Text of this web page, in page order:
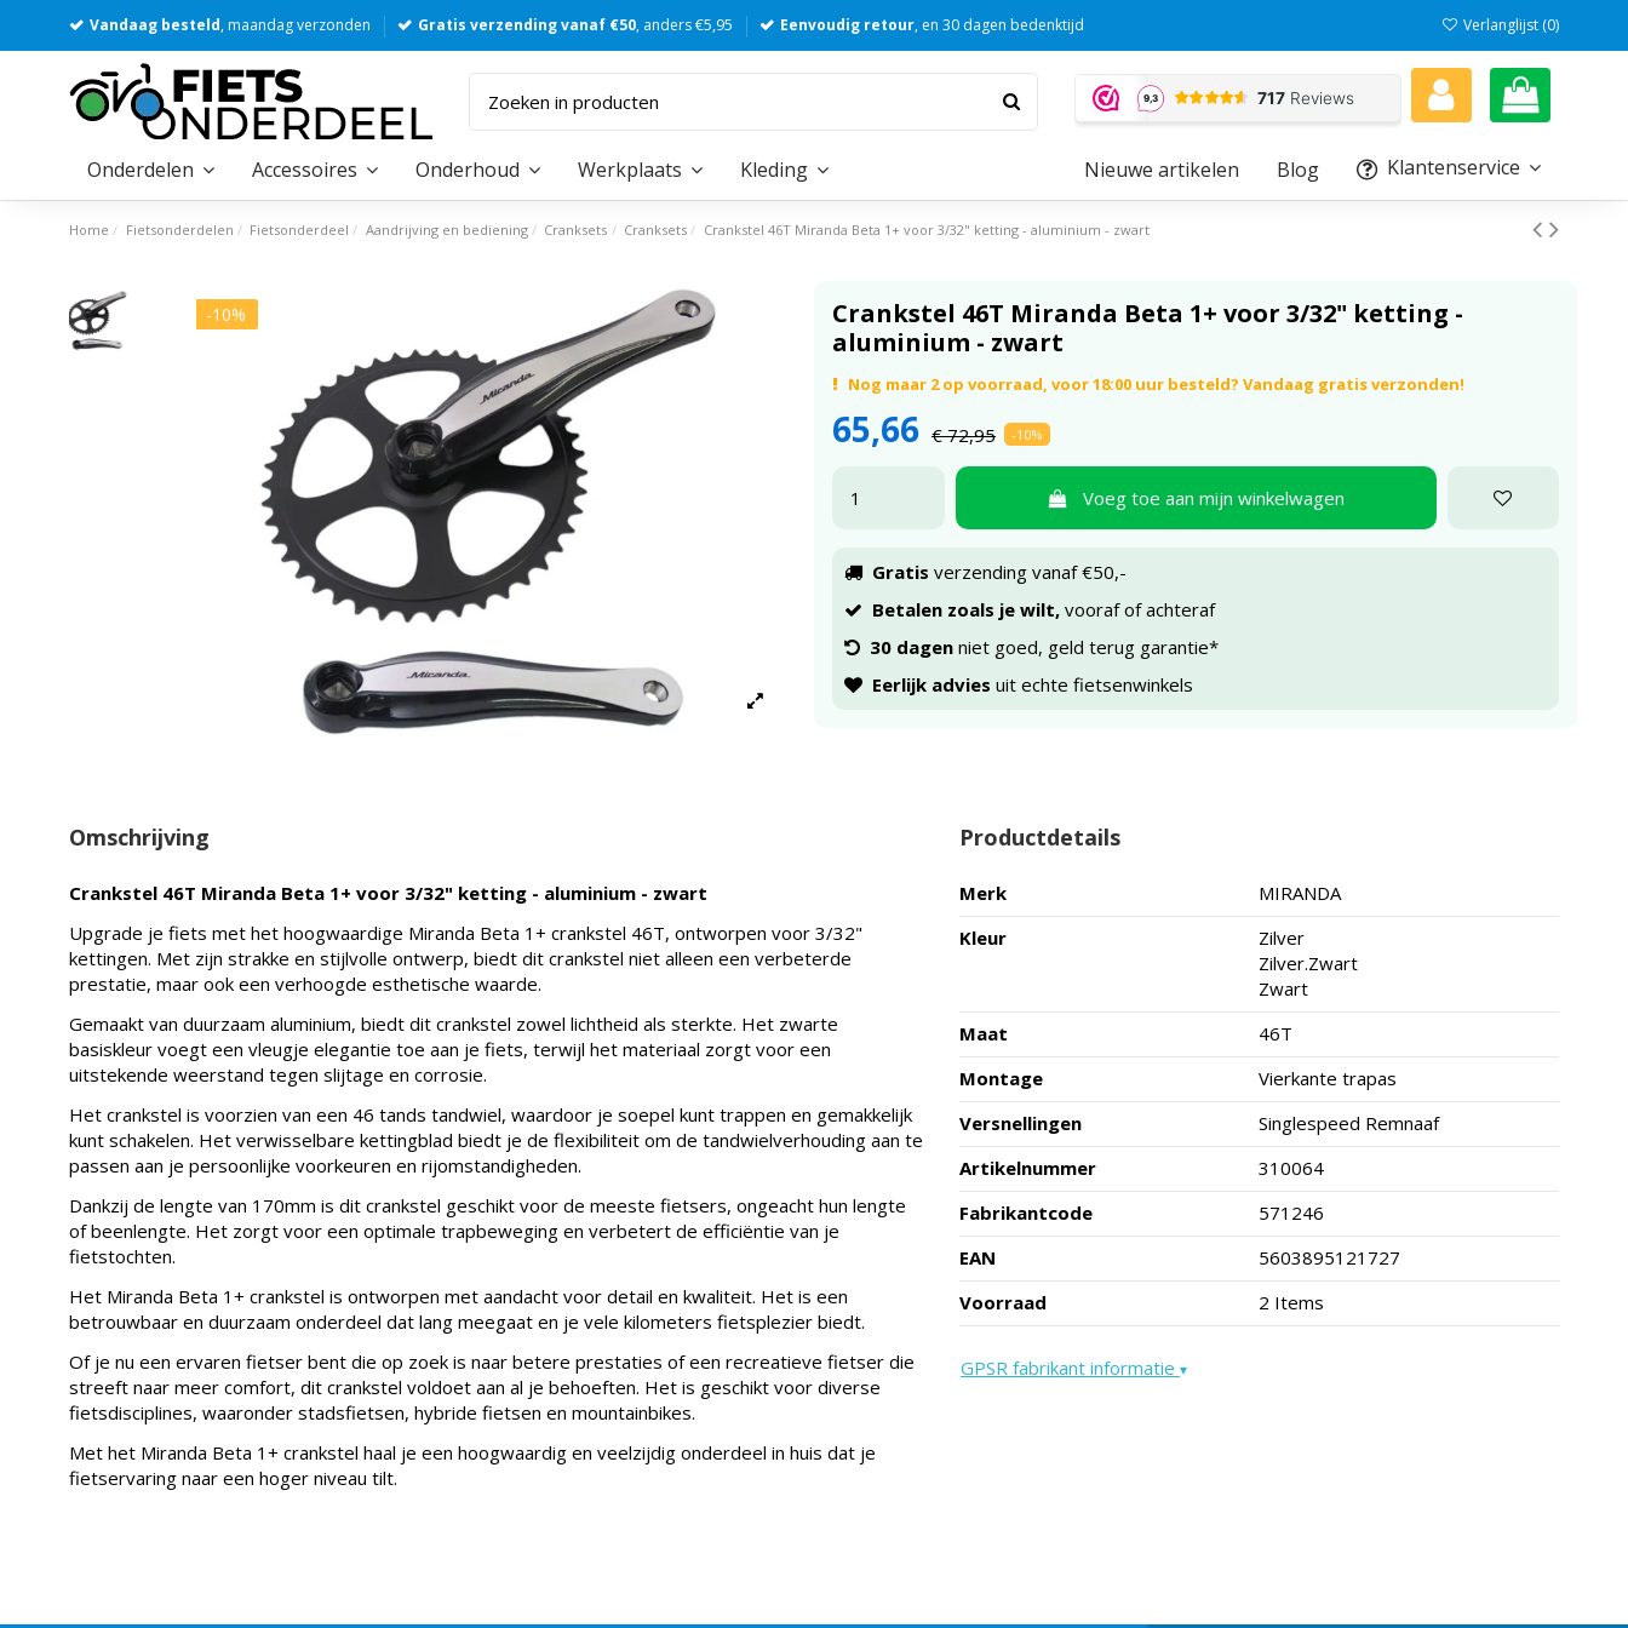
Vandaag besteld, maandag verzonden Gratis verzending vanaf €50, anders €5,95 Eenvoudig retour, en 30 dagen bedenktijd Verlanglijst (0)
Onderdelen Accessoires Onderhoud Werkplaats Kleding Klantenservice
Blog
Nieuwe artikelen
Home Fietsonderdelen Fietsonderdeel Aandrijving en bediening Cranksets Cranksets Crankstel 46T Miranda Beta 1+ voor 3/32" ketting - aluminium - zwart
-10%
Crankstel 46T Miranda Beta 1+ voor 3/32" ketting -
aluminium - zwart
Nog maar 2 op voorraad, voor 18:00 uur besteld? Vandaag gratis verzonden!
65,66 € 72,95 -10%
Voeg toe aan mijn winkelwagen
Gratis verzending vanaf €50,-
Betalen zoals je wilt,vooraf of achteraf
30 dagenniet goed, geld terug garantie*
Eerlijk advies uit echte fietsenwinkels
Omschrijving
Crankstel 46T Miranda Beta 1+ voor 3/32" ketting - aluminium - zwart
Upgrade je fiets met het hoogwaardige Miranda Beta 1+ crankstel 46T, ontworpen voor 3/32"
kettingen. Met zijn strakke en stijlvolle ontwerp, biedt dit crankstel niet alleen een verbeterde
prestatie, maar ook een verhoogde esthetische waarde.
Gemaakt van duurzaam aluminium, biedt dit crankstel zowel lichtheid als sterkte. Het zwarte
basiskleur voegt een vleugje elegantie toe aan je fiets, terwijl het materiaal zorgt voor een
uitstekende weerstand tegen slijtage en corrosie.
Het crankstel is voorzien van een 46 tands tandwiel, waardoor je soepel kunt trappen en gemakkelijk
kunt schakelen. Het verwisselbare kettingblad biedt je de flexibiliteit om de tandwielverhouding aan te
passen aan je persoonlijke voorkeuren en rijomstandigheden.
Dankzij de lengte van 170mm is dit crankstel geschikt voor de meeste fietsers, ongeacht hun lengte
of beenlengte. Het zorgt voor een optimale trapbeweging en verbetert de efficiëntie van je
fietstochten.
Het Miranda Beta 1+ crankstel is ontworpen met aandacht voor detail en kwaliteit. Het is een
betrouwbaar en duurzaam onderdeel dat lang meegaat en je vele kilometers fietsplezier biedt.
Of je nu een ervaren fietser bent die op zoek is naar betere prestaties of een recreatieve fietser die
streeft naar meer comfort, dit crankstel voldoet aan al je behoeften. Het is geschikt voor diverse
fietsdisciplines, waaronder stadsfietsen, hybride fietsen en mountainbikes.
Met het Miranda Beta 1+ crankstel haal je een hoogwaardig en veelzijdig onderdeel in huis dat je
fietservaring naar een hoger niveau tilt.
Productdetails
Merk
MIRANDA
Kleur
Zilver
Zilver.Zwart
Zwart
Maat
46T
Montage
Vierkante trapas
Versnellingen
Singlespeed Remnaaf
Artikelnummer
310064
Fabrikantcode
571246
EAN
5603895121727
Voorraad
2 Items
GPSR fabrikant informatie ▾